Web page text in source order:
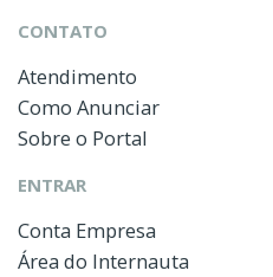
CONTATO
Atendimento
Como Anunciar
Sobre o Portal
ENTRAR
Conta Empresa
Área do Internauta